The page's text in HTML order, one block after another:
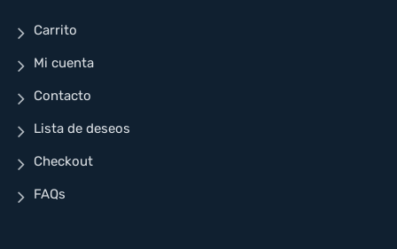
Carrito
Mi cuenta
Contacto
Lista de deseos
Checkout
FAQs